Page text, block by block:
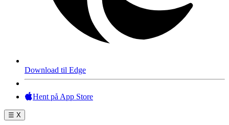
Download til Edge
Hent på App Store
☰ X